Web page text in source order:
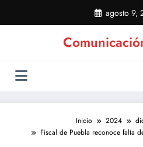
contenido
agosto 9,
Inicio 2024
Fiscal de Puebla reconoce falta